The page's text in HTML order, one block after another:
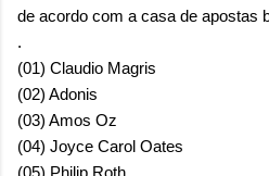
de acordo com a casa de apostas
.
(01) Claudio Magris
(02) Adonis
(03) Amos Oz
(04) Joyce Carol Oates
(05) Philip Roth